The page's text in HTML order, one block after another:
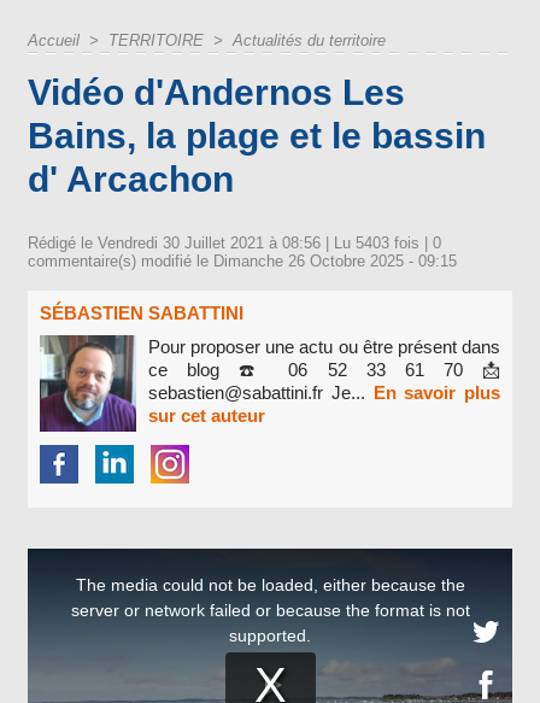
Accueil > TERRITOIRE > Actualités du territoire
Vidéo d'Andernos Les
Bains, la plage et le bassin
d' Arcachon
Rédigé le Vendredi 30 Juillet 2021 à 08:56 | Lu 5403 fois | 0
commentaire(s) modifié le Dimanche 26 Octobre 2025 - 09:15
SÉBASTIEN SABATTINI
Pour proposer une actu ou être présent dans
ce blog ☎️ 06 52 33 61 70 📩
sebastien@sabattini.fr Je... En savoir plus
sur cet auteur